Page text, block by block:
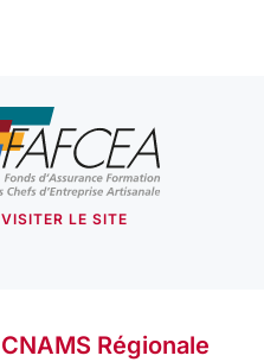
VISITER LE SITE
CNAMS Régionale